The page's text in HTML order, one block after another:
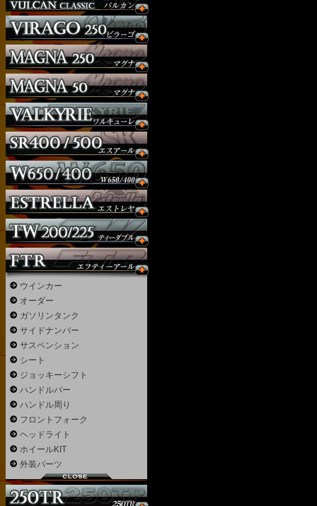
ウインカー
オーダー
ガソリンタンク
サイドナンバー
サスペンション
シート
ジョッキーシフト
ハンドルバー
ハンドル周り
フロントフォーク
ヘッドライト
ホイールKIT
外装パーツ